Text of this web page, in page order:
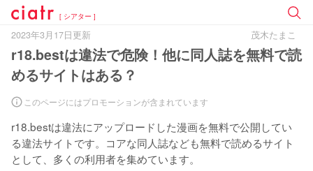
[ シアター ]
2023年3月17日更新 茂木たまこ
r18.bestは違法で危険！他に同人誌を無料で読
めるサイトはある？
このページにはプロモーションが含まれています
r18.bestは違法にアップロードした漫画を無料で公開してい
る違法サイトです。コアな同人誌なども無料で読めるサイト
として、多くの利用者を集めています。